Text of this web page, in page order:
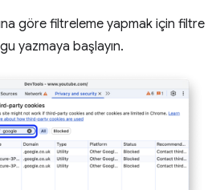
göre filtreleme yapmak için filtre
yazmaya başlayın.